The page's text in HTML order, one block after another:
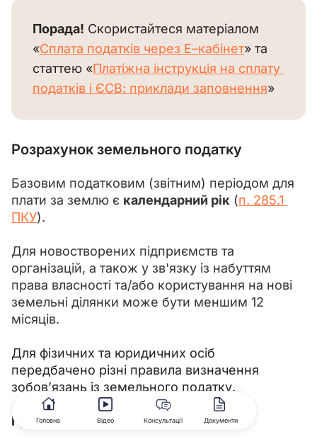
Порада! Скористайтеся матеріалом
«Сплата податків через Е–кабінет» та
статтею «Платіжна інструкція на сплату
податків і ЄСВ: приклади заповнення»
Розрахунок земельного податку
Базовим податковим (звітним) періодом для
плати за землю є календарний рік (п. 285.1
ПКУ).
Для новостворених підприємств та
організацій, а також у зв'язку із набуттям
права власності та/або користування на нові
земельні ділянки може бути меншим 12
місяців.
Для фізичних та юридичних осіб
передбачено різні правила визначення
зобов’язань із земельного податку.
Правила для фізичних осіб
Головна Відео Консультації Документи